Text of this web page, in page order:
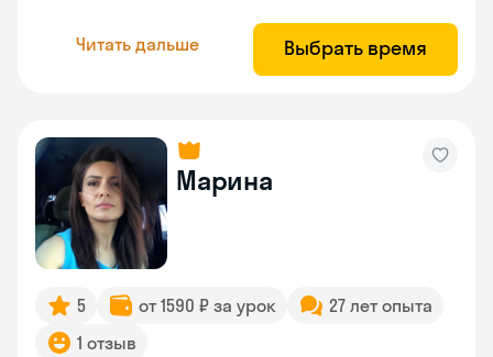
Читать дальше Выбрать время
Марина
5 от 1590 ₽ за урок
27 лет опыта
1 отзыв